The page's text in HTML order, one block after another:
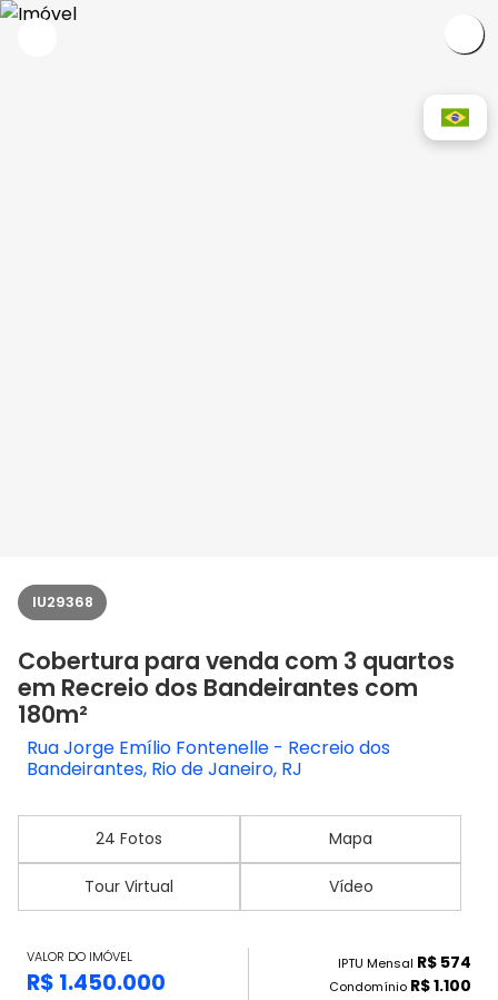
IU29368
Cobertura para venda com 3 quartos
em Recreio dos Bandeirantes com
180m²
Rua Jorge Emílio Fontenelle - Recreio dos
Bandeirantes, Rio de Janeiro, RJ
24 Fotos Mapa
Tour Virtual Vídeo
VALOR DO IMÓVEL
R$ 1.450.000
IPTU Mensal R$ 574
Condomínio R$ 1.100